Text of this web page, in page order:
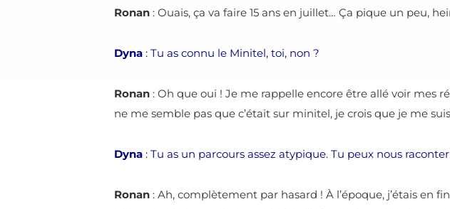
Ronan : Ouais, ça va faire 15 ans en juillet… Ça pique un peu,
Dyna : Tu as connu le Minitel, toi, non ?
Ronan : Oh que oui ! Je me rappelle encore être allé voir mes
ne me semble pas que c’était sur minitel, je crois que je me
Dyna : Tu as un parcours assez atypique. Tu peux nous
Ronan : Ah, complètement par hasard ! À l’époque, j’étais en